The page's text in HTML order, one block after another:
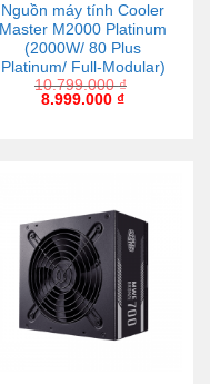
Nguồn máy tính Cooler
Master M2000 Platinum
(2000W/ 80 Plus
Platinum/ Full-Modular)
10.799.000₫
8.999.000 ₫